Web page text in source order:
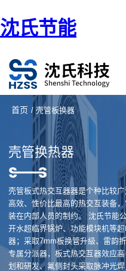
沈氏节能
首页 / 壳管板换器
壳管换热器
壳管板式热交互器器是个种比较
高效、性价比最高的热交互装备
装在内部人员的制约。 沈氏节能
开水超临界锅炉、功能模块机等
器；采取7mm板换管升級、雷韵
专属分派器，板式热交互器效应
划和研发、氟侧封头采取脉冲光